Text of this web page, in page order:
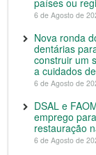
países ou
6 de Agosto de
Nova ronda
dentárias
construir um
a cuidados
6 de Agosto de
DSAL e
emprego
restauração
6 de Agosto de